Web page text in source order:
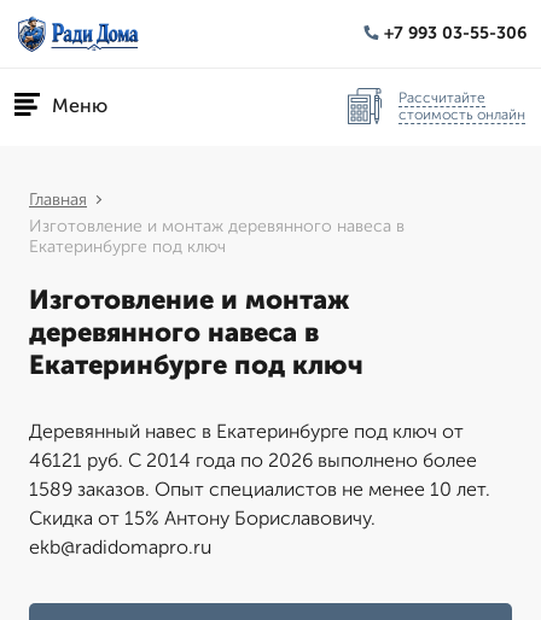
+7 993 03-55-306
Меню
Рассчитайте
стоимость онлайн
Главная
Изготовление и монтаж деревянного навеса в
Екатеринбурге под ключ
Изготовление и монтаж
деревянного навеса в
Екатеринбурге под ключ
Деревянный навес в Екатеринбурге под ключ от
46121 руб. С 2014 года по 2026 выполнено более
1589 заказов. Опыт специалистов не менее 10 лет.
Скидка от 15% Антону Бориславовичу.
ekb@radidomapro.ru